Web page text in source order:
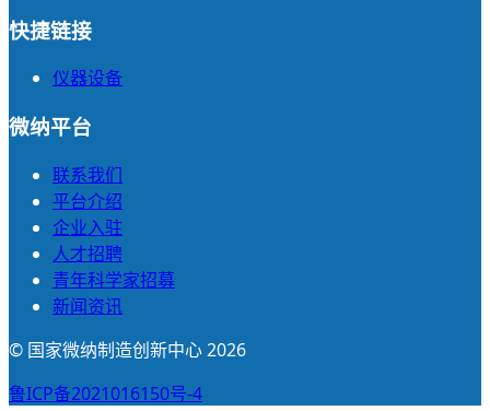
快捷链接
仪器设备
微纳平台
联系我们
平台介绍
企业入驻
人才招聘
青年科学家招募
新闻资讯
© 国家微纳制造创新中心 2026
鲁ICP备2021016150号-4